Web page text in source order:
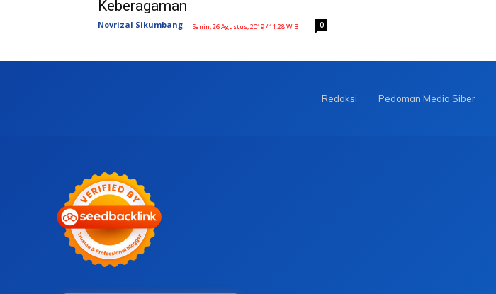
Keberagaman
Novrizal Sikumbang - Senin, 26 Agustus, 2019 / 11:28 WIB 0
Redaksi Pedoman Media Siber